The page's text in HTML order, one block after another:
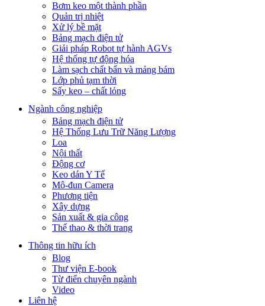
Bơm keo một thành phần
Quản trị nhiệt
Xử lý bề mặt
Bảng mạch điện tử
Giải pháp Robot tự hành AGVs
Hệ thống tự động hóa
Làm sạch chất bẩn và mảng bám
Lớp phủ tạm thời
Sấy keo – chất lỏng
Ngành công nghiệp
Bảng mạch điện tử
Hệ Thống Lưu Trữ Năng Lượng
Loa
Nội thất
Động cơ
Keo dán Y Tế
Mô-đun Camera
Phương tiện
Xây dựng
Sản xuất & gia công
Thể thao & thời trang
Thông tin hữu ích
Blog
Thư viện E-book
Từ điển chuyên ngành
Video
Liên hệ